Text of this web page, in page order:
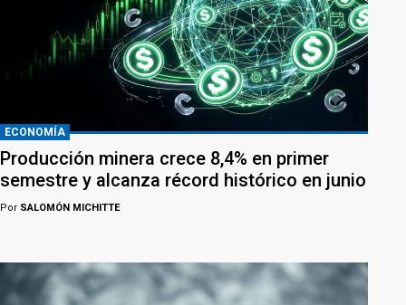
ECONOMÍA
Producción minera crece 8,4% en primer
semestre y alcanza récord histórico en junio
Por SALOMÓN MICHITTE